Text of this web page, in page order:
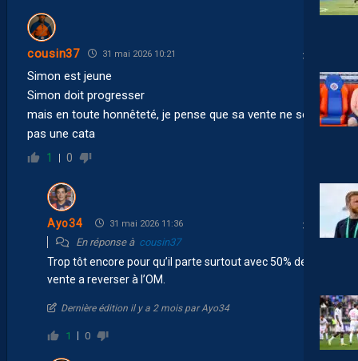
cousin37 31 mai 2026 10:21
Simon est jeune
Simon doit progresser
mais en toute honnêteté, je pense que sa vente ne serait
pas une cata
1 0
Ayo34 31 mai 2026 11:36
En réponse à cousin37
Trop tôt encore pour qu’il parte surtout avec 50% de la
vente a reverser à l’OM.
Dernière édition il y a 2 mois par Ayo34
1 0